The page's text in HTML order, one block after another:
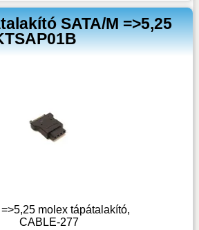
SATA/M =>5,25
=>5,25 molex tápátalakító,
CABLE-277